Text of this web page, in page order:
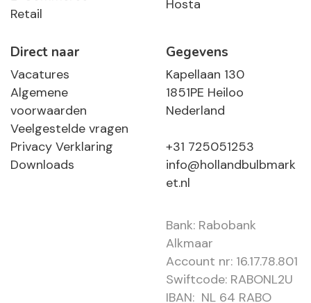
Retail
Hosta
Direct naar
Vacatures
Algemene
voorwaarden
Veelgestelde vragen
Privacy Verklaring
Downloads
Gegevens
Kapellaan 130
1851PE Heiloo
Nederland
+31 725051253
info@hollandbulbmark
et.nl
Bank: Rabobank
Alkmaar
Account nr: 16.17.78.801
Swiftcode: RABONL2U
IBAN: NL 64 RABO